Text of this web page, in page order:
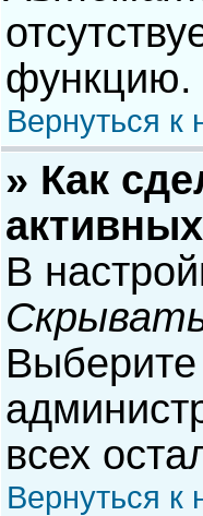
функцию.
Вернуться к
» Как
В
всех
Вернуться к